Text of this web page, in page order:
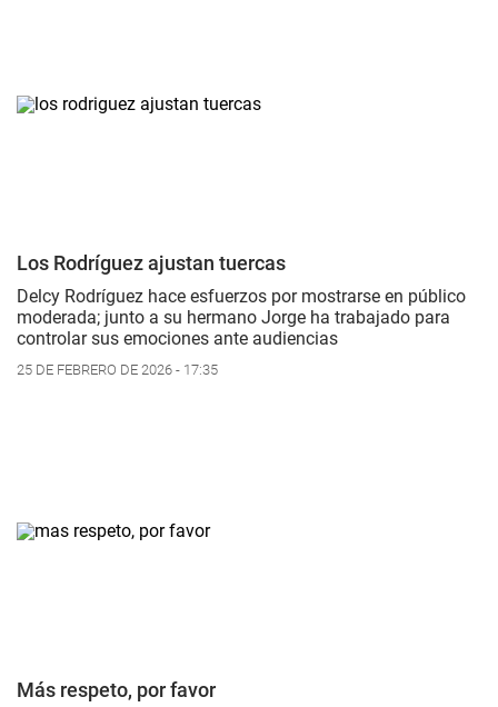
Los Rodríguez ajustan tuercas
Delcy Rodríguez hace esfuerzos por mostrarse en público
moderada; junto a su hermano Jorge ha trabajado para
controlar sus emociones ante audiencias
25 DE FEBRERO DE 2026 - 17:35
Más respeto, por favor